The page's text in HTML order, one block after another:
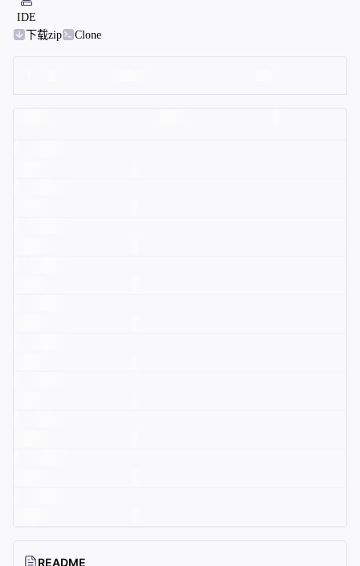
IDE
下载zip
Clone
README